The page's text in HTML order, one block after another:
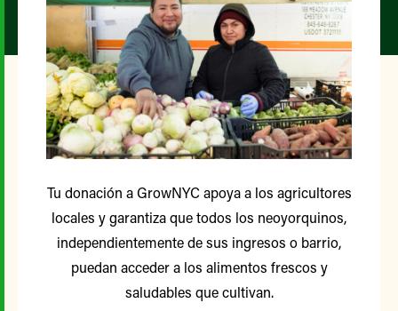
Tu donación a GrowNYC apoya a los agricultores
locales y garantiza que todos los neoyorquinos,
independientemente de sus ingresos o barrio,
puedan acceder a los alimentos frescos y
saludables que cultivan.